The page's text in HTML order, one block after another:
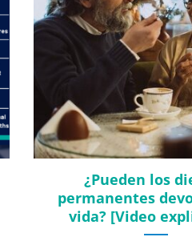
¿Pueden los
permanentes
vida? [Video